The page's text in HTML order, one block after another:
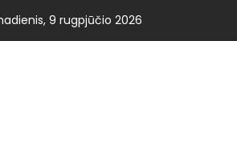
9 rugpjūčio 2026